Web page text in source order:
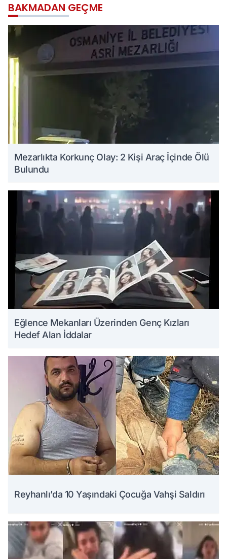
BAKMADAN GEÇME
Mezarlıkta Korkunç Olay: 2 Kişi Araç İçinde Ölü
Bulundu
Eğlence Mekanları Üzerinden Genç Kızları
Hedef Alan İddalar
Reyhanlı’da 10 Yaşındaki Çocuğa Vahşi Saldırı